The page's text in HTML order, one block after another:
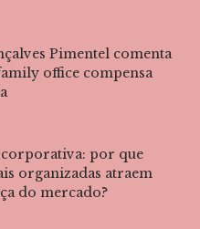
Pimentel comenta
office compensa
por que
organizadas atraem
do mercado?